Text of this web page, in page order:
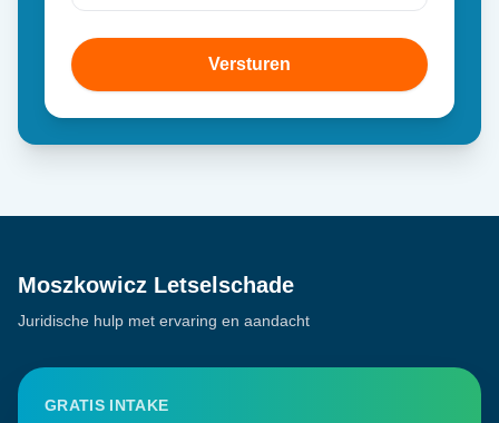
Versturen
Moszkowicz Letselschade
Juridische hulp met ervaring en aandacht
GRATIS INTAKE